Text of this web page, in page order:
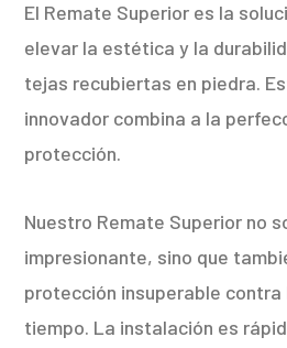
El Remate Superior es la
elevar la estética y la
tejas recubiertas en piedra.
innovador combina a la
protección.
Nuestro Remate Superior no
impresionante, sino que
protección insuperable contra
tiempo. La instalación es